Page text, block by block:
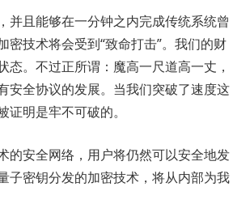
并且能够在一分钟之内完成传统系统曾
技术将会受到“致命打击”。我们的财
。不过正所谓：魔高一尺道高一丈，
安全协议的发展。当我们突破了速度这
明是牢不可破的。
的安全网络，用户将仍然可以安全地发
子密钥分发的加密技术，将从内部为我